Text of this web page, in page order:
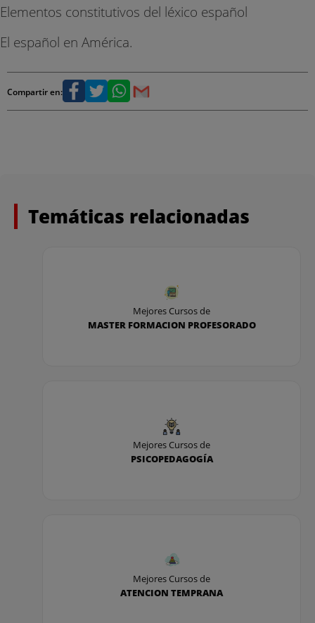
Elementos constitutivos del léxico español
El español en América.
Compartir en:
Temáticas relacionadas
Mejores Cursos de
MASTER FORMACION PROFESORADO
Mejores Cursos de
PSICOPEDAGOGÍA
Mejores Cursos de
ATENCION TEMPRANA